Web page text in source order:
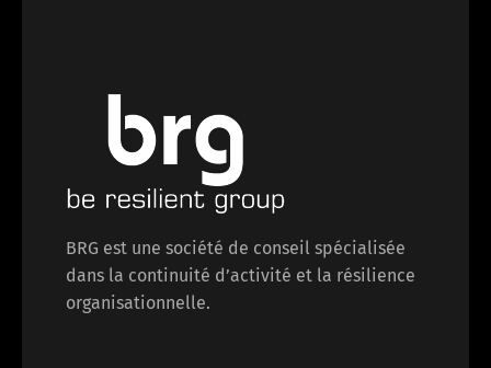
BRG est une société de conseil spécialisée
dans la continuité d’activité et la résilience
organisationnelle.